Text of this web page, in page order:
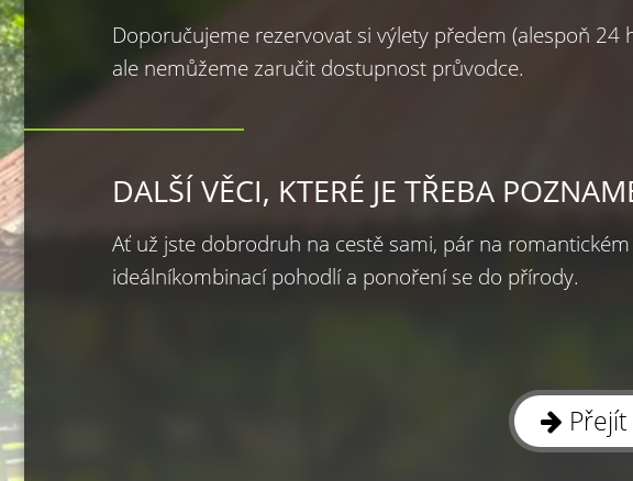
Doporučujeme rezervovat si výlety předem (alespoň
ale nemůžeme zaručit dostupnost průvodce.
DALŠÍ VĚCI, KTERÉ JE TŘEBA
Ať už jste dobrodruh na cestě sami, pár na
ideálníkombinací pohodlí a ponoření se do přírody.